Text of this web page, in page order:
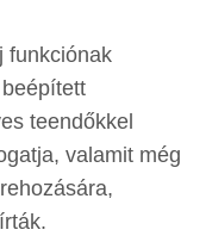
funkciónak
teendőkkel
valamit még